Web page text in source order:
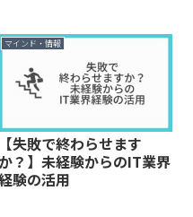
マインド・情報
【失敗で終わらせます
か？】未経験からのIT業界
験の活用